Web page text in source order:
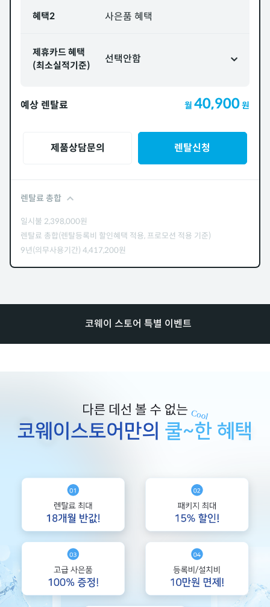
혜택2 사은품 혜택
제휴카드 혜택
(최소실적기준)
선택안함
예상 렌탈료 월 40,900원
제품상담문의 렌탈신청
렌탈료 총합
일시불 2,398,000원
렌탈료 총합(렌탈등록비 할인혜택 적용, 프로모션 적용 기준)
9년(의무사용기간) 4,417,200원
코웨이 스토어 특별 이벤트